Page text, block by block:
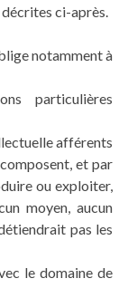
ci-après.
notamment à
particulières
afférents
et par
ou exploiter,
moyen, aucun
pas les
le domaine de